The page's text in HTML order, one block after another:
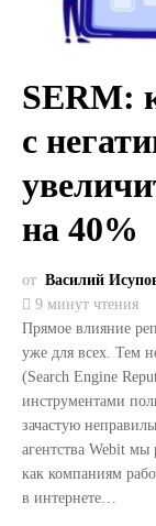
SERM:
с
на 40%
от Василий
9 минут чтения
Прямое влияние
уже для всех. Тем
(Search Engine
инструментами
зачастую
агентства Webit
как компаниям
в интернете…